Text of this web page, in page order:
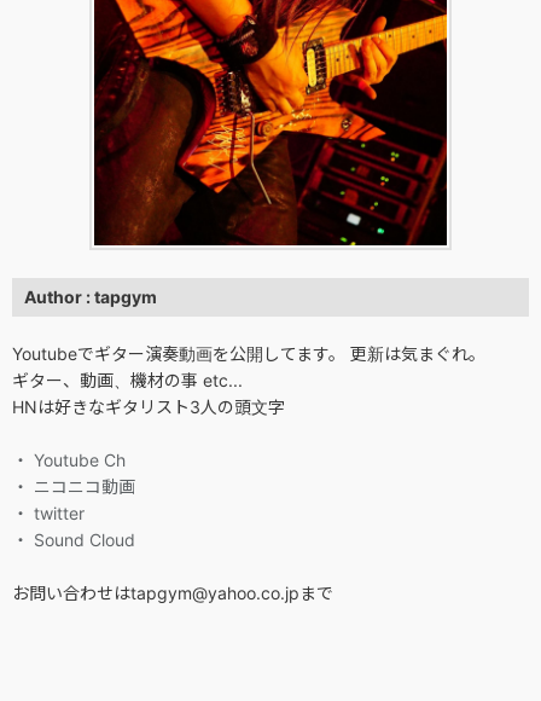
Author : tapgym
Youtubeでギター演奏動画を公開してます。 更新は気まぐれ。
ギター、動画、機材の事 etc...
HNは好きなギタリスト3人の頭文字
・ Youtube Ch
・ ニコニコ動画
・ twitter
・ Sound Cloud
お問い合わせはtapgym@yahoo.co.jpまで